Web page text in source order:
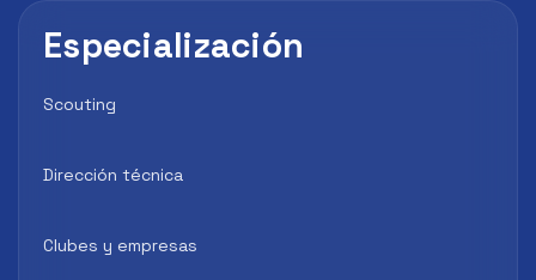
Especialización
Scouting
Dirección técnica
Clubes y empresas